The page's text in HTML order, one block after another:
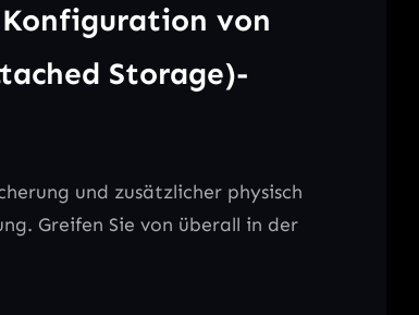
von
Storage)-
und zusätzlicher physisch
Greifen Sie von überall in der